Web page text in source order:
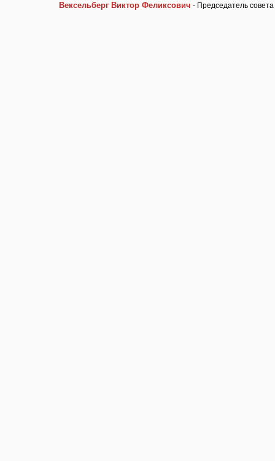
Вексельберг Виктор Феликсович - Председатель